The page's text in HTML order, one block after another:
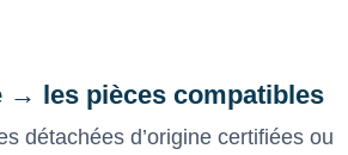
→ les pièces compatibles
détachées d’origine certifiées ou